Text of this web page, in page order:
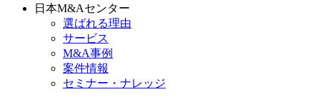
日本M&Aセンター
選ばれる理由
サービス
M&A事例
案件情報
セミナー・ナレッジ